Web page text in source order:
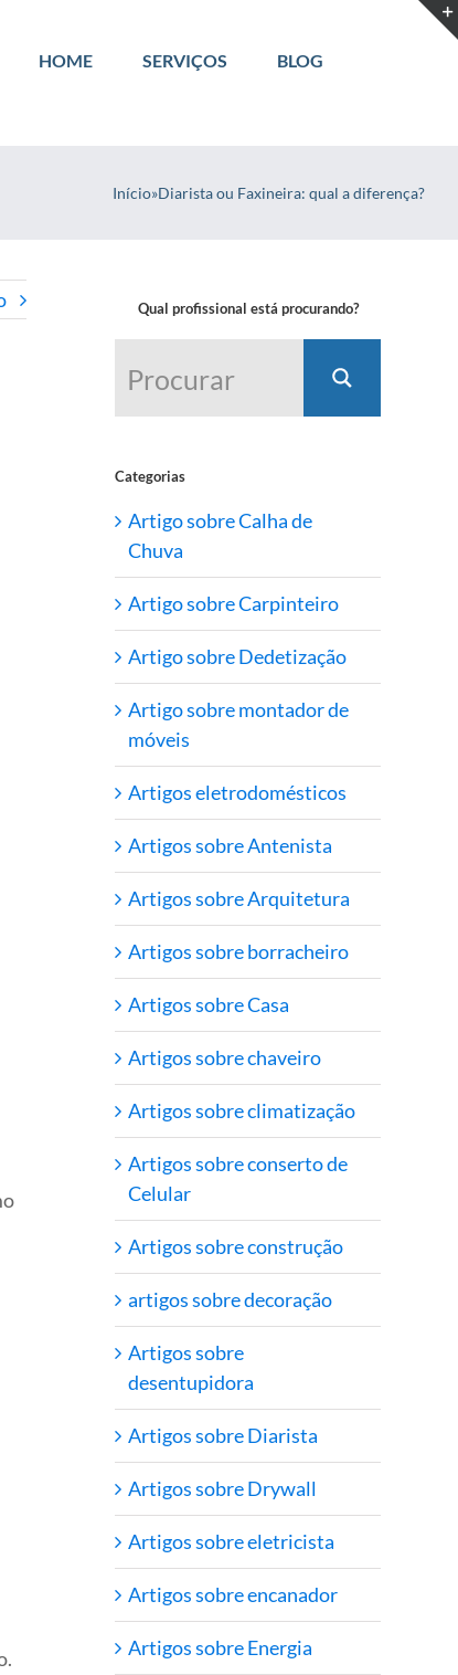
HOME SERVIÇOS BLOG
Início»Diarista ou Faxineira: qual a diferença?
Qual profissional está procurando?
Categorias
Artigo sobre Calha de
Chuva
Artigo sobre Carpinteiro
Artigo sobre Dedetização
Artigo sobre montador de
móveis
Artigos eletrodomésticos
Artigos sobre Antenista
Artigos sobre Arquitetura
Artigos sobre borracheiro
Artigos sobre Casa
Artigos sobre chaveiro
Artigos sobre climatização
Artigos sobre conserto de
Celular
Artigos sobre construção
artigos sobre decoração
Artigos sobre
desentupidora
Artigos sobre Diarista
Artigos sobre Drywall
Artigos sobre eletricista
Artigos sobre encanador
Artigos sobre Energia